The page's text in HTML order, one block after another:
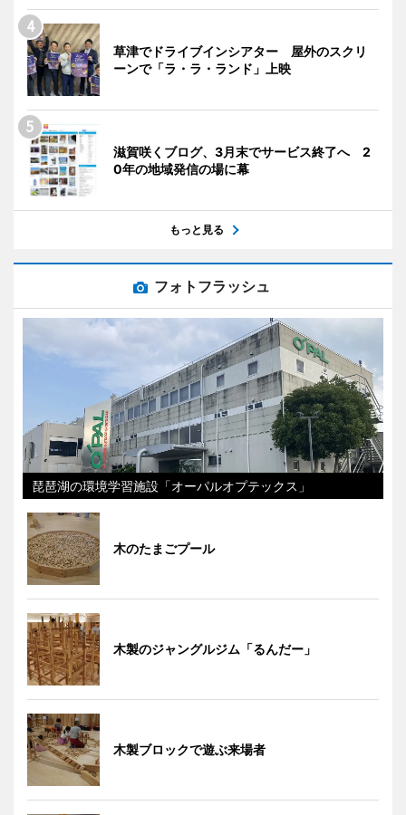
草津でドライブインシアター 屋外のスクリ
ーンで「ラ・ラ・ランド」上映
滋賀咲くブログ、3月末でサービス終了へ 2
0年の地域発信の場に幕
もっと見る
フォトフラッシュ
琵琶湖の環境学習施設「オーパルオプテックス」
木のたまごプール
木製のジャングルジム「るんだー」
木製ブロックで遊ぶ来場者